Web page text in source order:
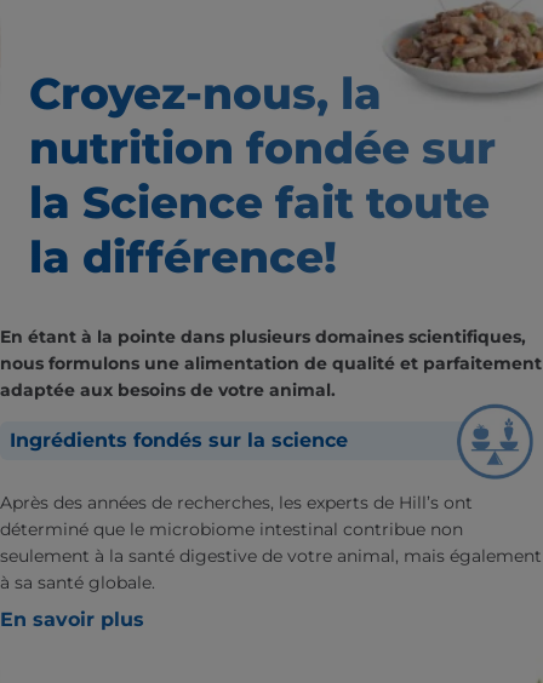
Croyez-nous, la
nutrition fondée sur
la Science fait toute
la différence!
En étant à la pointe dans plusieurs domaines scientifiques,
nous formulons une alimentation de qualité et parfaitement
adaptée aux besoins de votre animal.
Ingrédients fondés sur la science
Après des années de recherches, les experts de Hill’s ont
déterminé que le microbiome intestinal contribue non
seulement à la santé digestive de votre animal, mais également
à sa santé globale.
En savoir plus